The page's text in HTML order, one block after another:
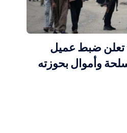
تعلن ضبط عميل
وأموال بحوزته